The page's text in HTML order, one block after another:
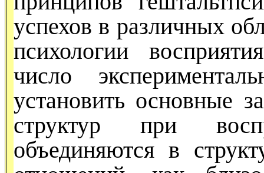
успехов в раз­личных
психологии
число
установить основные
структур при
объединяются в